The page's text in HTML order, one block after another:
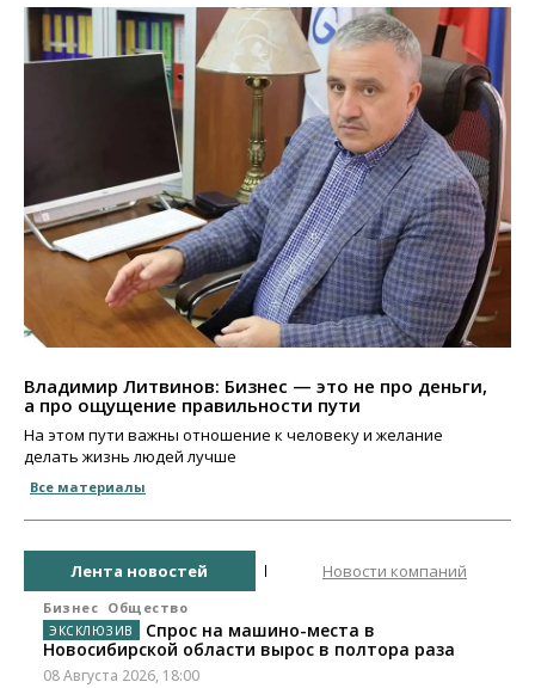
Владимир Литвинов: Бизнес — это не про деньги,
а про ощущение правильности пути
На этом пути важны отношение к человеку и желание
делать жизнь людей лучше
Все материалы
Лента новостей Новости компаний
Бизнес Общество
Спрос на машино-места в
Новосибирской области вырос в полтора раза
08 Августа 2026, 18:00